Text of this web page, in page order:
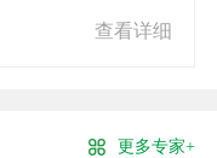
查看详细
更多专家+